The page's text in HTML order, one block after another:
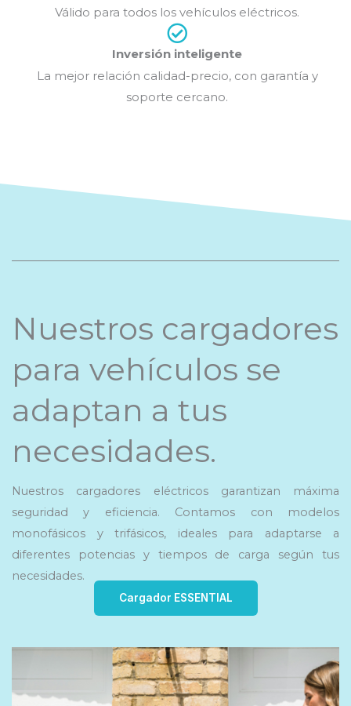
Válido para todos los vehículos eléctricos.
Inversión inteligente
La mejor relación calidad-precio, con garantía y
soporte cercano.
Nuestros cargadores
para vehículos se
adaptan a tus
necesidades.
Nuestros cargadores eléctricos garantizan máxima
seguridad y eficiencia. Contamos con modelos
monofásicos y trifásicos, ideales para adaptarse a
diferentes potencias y tiempos de carga según tus
necesidades.
Cargador ESSENTIAL